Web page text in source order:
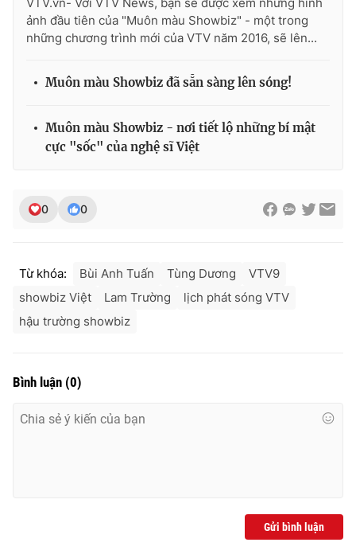
Ðiện thoại Thời báo VTV:024.66 897 897
Email: toasoan@vtv.vn
® Cấm sao chép dưới mọi hình thức nếu không có sự chấp
thuận bằng văn bản. Ghi rõ nguồn VTV.vn khi phát hành lại
ảnh đầu tiên của "Muôn màu Showbiz" - một trong
những chương trình mới của VTV năm 2016, sẽ lên...
Muôn màu Showbiz đã sẵn sàng lên sóng!
Muôn màu Showbiz - nơi tiết lộ những bí mật
cực "sốc" của nghệ sĩ Việt
0 0
Từ khóa: Bùi Anh Tuấn Tùng Dương
VTV9
showbiz Việt
Lam Trường
lịch phát sóng VTV
hậu trường showbiz
Bình luận (0)
Gửi bình luận